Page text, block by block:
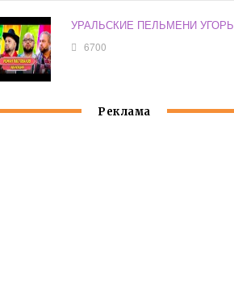
УРАЛЬСКИЕ ПЕЛЬМЕНИ УГОРЬ
6700
Реклама